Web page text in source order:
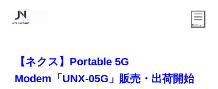
【ネクス】Portable 5G
Modem「UNX-05G」販売・出荷開始